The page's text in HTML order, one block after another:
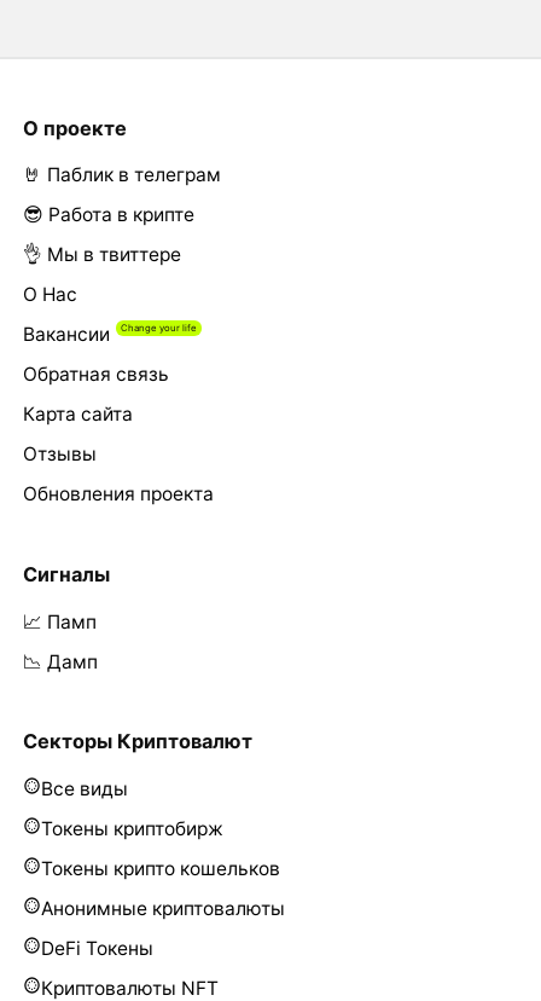
О проекте
🤘 Паблик в телеграм
😎 Работа в крипте
👌 Мы в твиттере
О Нас
Вакансии
Обратная связь
Карта сайта
Отзывы
Обновления проекта
Сигналы
📈 Памп
📉 Дамп
Секторы Криптовалют
Все виды
Токены криптобирж
Токены крипто кошельков
Анонимные криптовалюты
DeFi Токены
Криптовалюты NFT